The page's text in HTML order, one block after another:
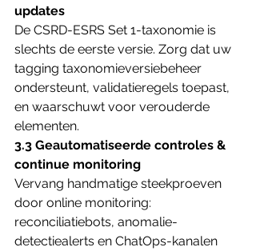
updates
De CSRD-ESRS Set 1-taxonomie is
slechts de eerste versie. Zorg dat uw
tagging taxonomieversiebeheer
ondersteunt, validatieregels toepast,
en waarschuwt voor verouderde
elementen.
3.3 Geautomatiseerde controles &
continue monitoring
Vervang handmatige steekproeven
door online monitoring:
reconciliatiebots, anomalie-
detectiealerts en ChatOps-kanalen